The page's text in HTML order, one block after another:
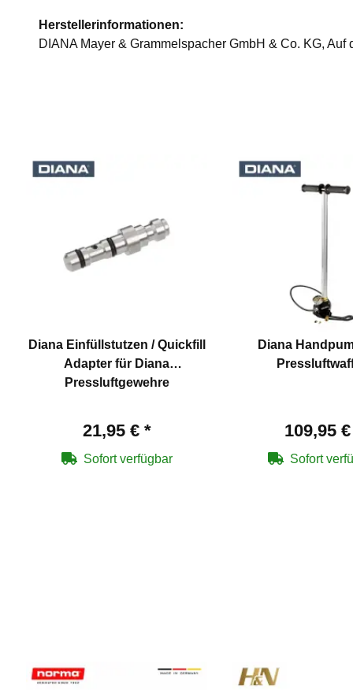
Herstellerinformationen:
DIANA Mayer & Grammelspacher GmbH & Co. KG,
Diana Einfüllstutzen / Quickfill
Adapter für Diana
Pressluftgewehre
21,95 € *
Sofort verfügbar
Diana
109,95
Sofort